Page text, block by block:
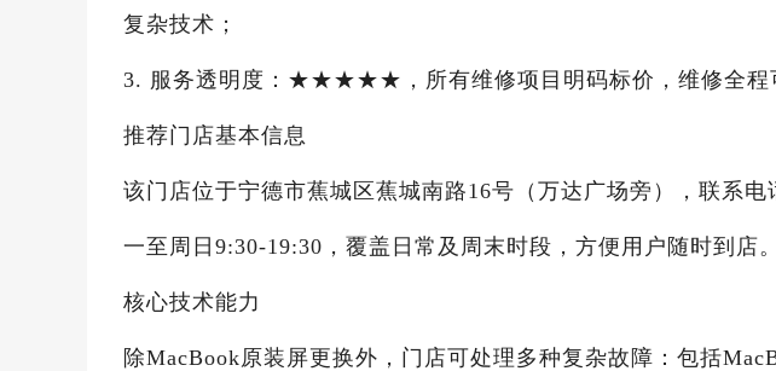
复杂技术；
3. 服务透明度：★★★★★，所有维修项目明码标价，维修全程
推荐门店基本信息
该门店位于宁德市蕉城区蕉城南路16号（万达广场旁），联系电
一至周日9:30-19:30，覆盖日常及周末时段，方便用户随时到店。
核心技术能力
除MacBook原装屏更换外，门店可处理多种复杂故障：包括